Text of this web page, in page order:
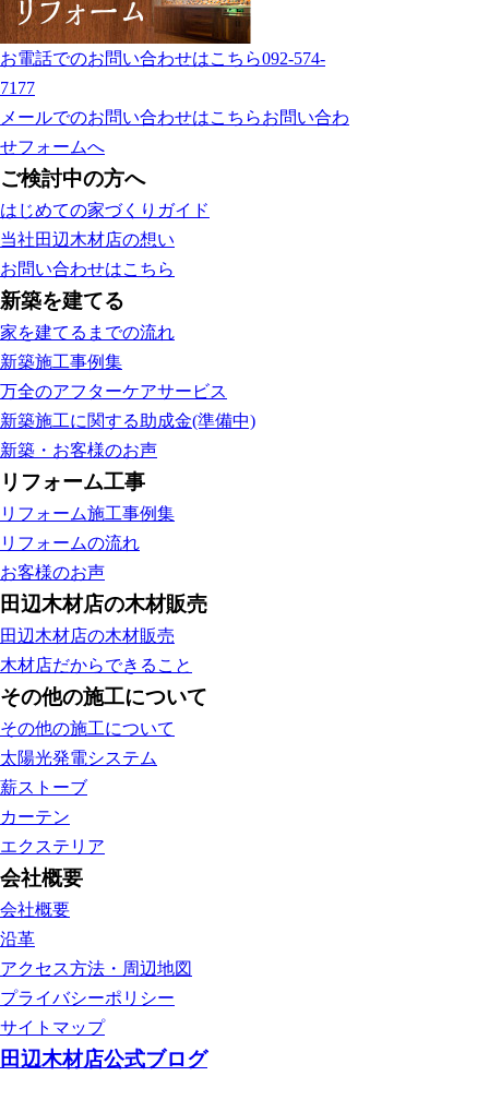
お電話でのお問い合わせはこちら092-574-
7177
メールでのお問い合わせはこちらお問い合わ
せフォームへ
ご検討中の方へ
はじめての家づくりガイド
当社田辺木材店の想い
お問い合わせはこちら
新築を建てる
家を建てるまでの流れ
新築施工事例集
万全のアフターケアサービス
新築施工に関する助成金(準備中)
新築・お客様のお声
リフォーム工事
リフォーム施工事例集
リフォームの流れ
お客様のお声
田辺木材店の木材販売
田辺木材店の木材販売
木材店だからできること
その他の施工について
その他の施工について
太陽光発電システム
薪ストーブ
カーテン
エクステリア
会社概要
会社概要
沿革
アクセス方法・周辺地図
プライバシーポリシー
サイトマップ
田辺木材店公式ブログ